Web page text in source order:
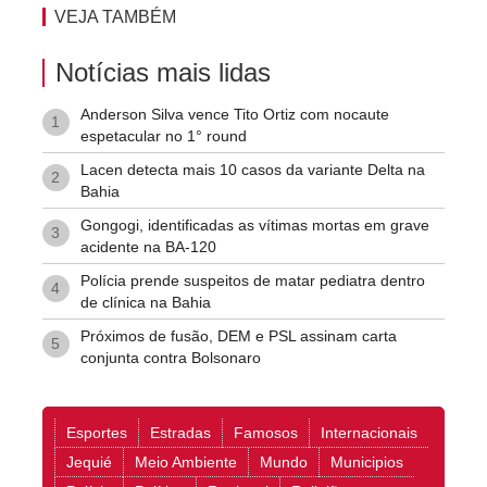
VEJA TAMBÉM
Notícias mais lidas
1
Anderson Silva vence Tito Ortiz com nocaute
espetacular no 1° round
2
Lacen detecta mais 10 casos da variante Delta na
Bahia
3
Gongogi, identificadas as vítimas mortas em grave
acidente na BA-120
4
Polícia prende suspeitos de matar pediatra dentro
de clínica na Bahia
5
Próximos de fusão, DEM e PSL assinam carta
conjunta contra Bolsonaro
Esportes Estradas Famosos
Internacionais
Jequié
Meio Ambiente Mundo
Municipios